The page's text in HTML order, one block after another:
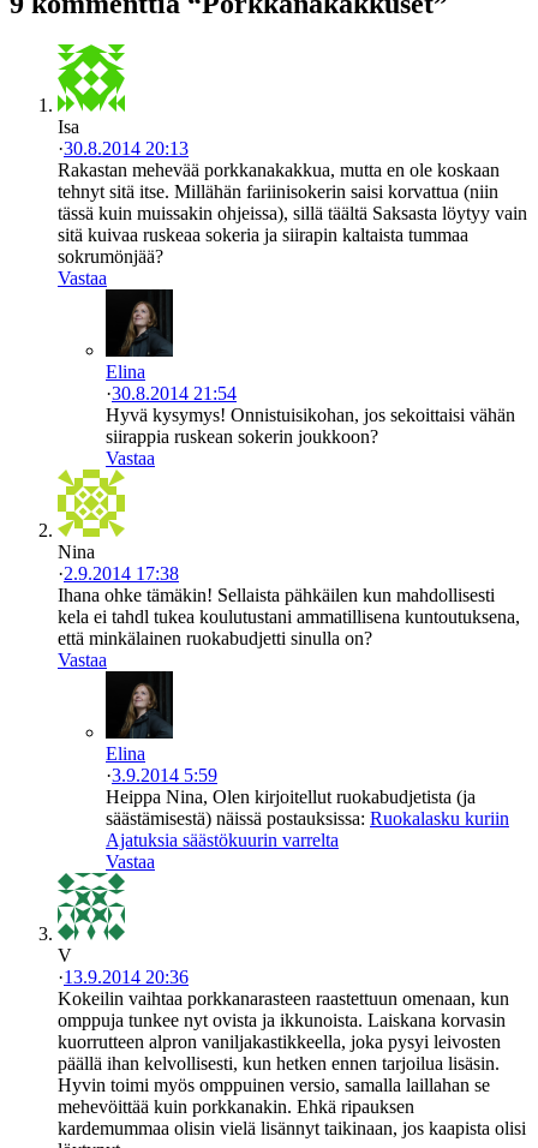
Isa
·30.8.2014 20:13
Rakastan mehevää porkkanakakkua, mutta en ole koskaan
tehnyt sitä itse. Millähän fariinisokerin saisi korvattua (niin
tässä kuin muissakin ohjeissa), sillä täältä Saksasta löytyy vain
sitä kuivaa ruskeaa sokeria ja siirapin kaltaista tummaa
sokrumönjää?
Vastaa
Elina
·30.8.2014 21:54
Hyvä kysymys! Onnistuisikohan, jos sekoittaisi vähän
siirappia ruskean sokerin joukkoon?
Vastaa
Nina
·2.9.2014 17:38
Ihana ohke tämäkin! Sellaista pähkäilen kun mahdollisesti
kela ei tahdl tukea koulutustani ammatillisena kuntoutuksena,
että minkälainen ruokabudjetti sinulla on?
Vastaa
Elina
·3.9.2014 5:59
Heippa Nina, Olen kirjoitellut ruokabudjetista (ja
säästämisestä) näissä postauksissa: Ruokalasku kuriin
Ajatuksia säästökuurin varrelta
Vastaa
V
·13.9.2014 20:36
Kokeilin vaihtaa porkkanarasteen raastettuun omenaan, kun
omppuja tunkee nyt ovista ja ikkunoista. Laiskana korvasin
kuorrutteen alpron vaniljakastikkeella, joka pysyi leivosten
päällä ihan kelvollisesti, kun hetken ennen tarjoilua lisäsin.
Hyvin toimi myös omppuinen versio, samalla laillahan se
mehevöittää kuin porkkanakin. Ehkä ripauksen
kardemummaa olisin vielä lisännyt taikinaan, jos kaapista olisi